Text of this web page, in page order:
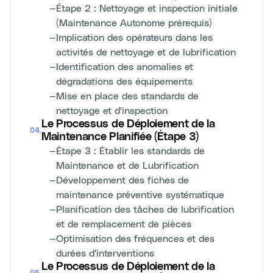
—Étape 2 : Nettoyage et inspection initiale
(Maintenance Autonome prérequis)
—Implication des opérateurs dans les
activités de nettoyage et de lubrification
—Identification des anomalies et
dégradations des équipements
—Mise en place des standards de
nettoyage et d'inspection
04.
Le Processus de Déploiement de la
Maintenance Planifiée (Étape 3)
—Étape 3 : Établir les standards de
Maintenance et de Lubrification
—Développement des fiches de
maintenance préventive systématique
—Planification des tâches de lubrification
et de remplacement de pièces
—Optimisation des fréquences et des
durées d'interventions
Le Processus de Déploiement de la